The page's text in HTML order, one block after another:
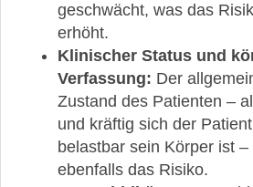
geschwächt, was das
erhöht.
Klinischer Status und
Verfassung: Der
Zustand des Patienten –
und kräftig sich der
belastbar sein Körper ist
ebenfalls das Risiko.